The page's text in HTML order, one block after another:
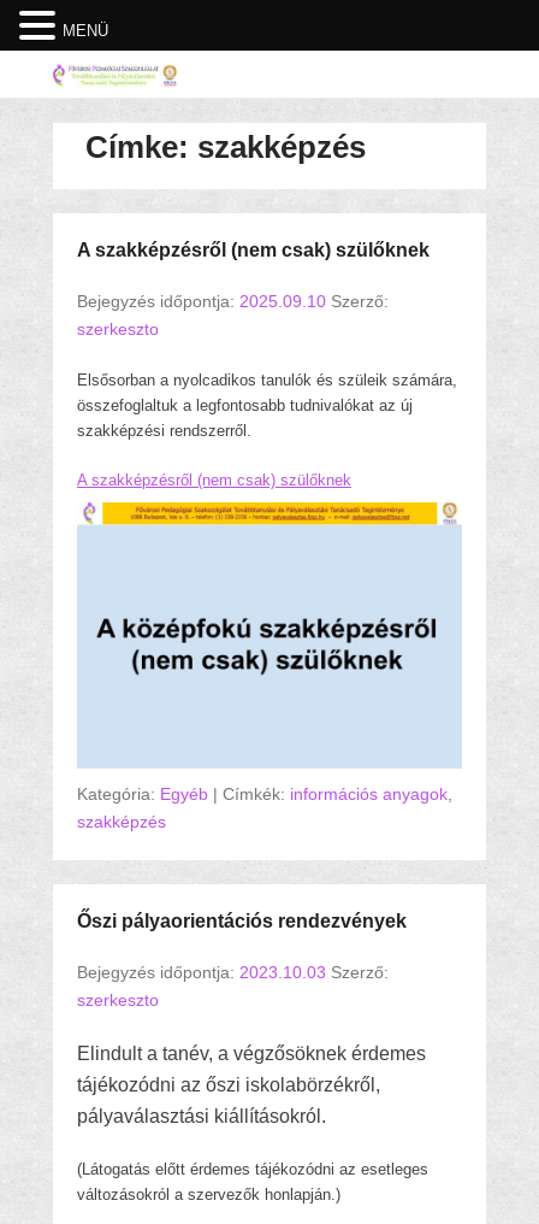
Címke: szakképzés
A szakképzésről (nem csak) szülőknek
Bejegyzés időpontja: 2025.09.10 Szerző:
szerkeszto
Elsősorban a nyolcadikos tanulók és szüleik számára,
összefoglaltuk a legfontosabb tudnivalókat az új
szakképzési rendszerről.
A szakképzésről (nem csak) szülőknek
Kategória: Egyéb | Címkék: információs anyagok,
szakképzés
Őszi pályaorientációs rendezvények
Bejegyzés időpontja: 2023.10.03 Szerző:
szerkeszto
Elindult a tanév, a végzősöknek érdemes
tájékozódni az őszi iskolabörzékről,
pályaválasztási kiállításokról.
(Látogatás előtt érdemes tájékozódni az esetleges
változásokról a szervezők honlapján.)
MENÜ